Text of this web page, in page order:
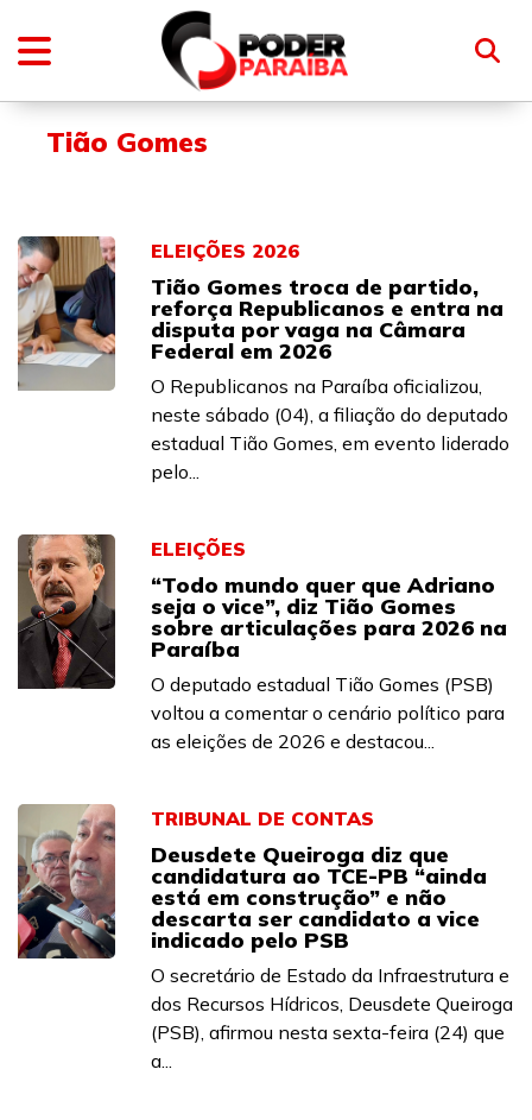
Tião Gomes
ELEIÇÕES 2026
Tião Gomes troca de partido,
reforça Republicanos e entra na
disputa por vaga na Câmara
Federal em 2026
O Republicanos na Paraíba oficializou,
neste sábado (04), a filiação do deputado
estadual Tião Gomes, em evento liderado
pelo...
ELEIÇÕES
“Todo mundo quer que Adriano
seja o vice”, diz Tião Gomes
sobre articulações para 2026 na
Paraíba
O deputado estadual Tião Gomes (PSB)
voltou a comentar o cenário político para
as eleições de 2026 e destacou...
TRIBUNAL DE CONTAS
Deusdete Queiroga diz que
candidatura ao TCE-PB “ainda
está em construção” e não
descarta ser candidato a vice
indicado pelo PSB
O secretário de Estado da Infraestrutura e
dos Recursos Hídricos, Deusdete Queiroga
(PSB), afirmou nesta sexta-feira (24) que
a...